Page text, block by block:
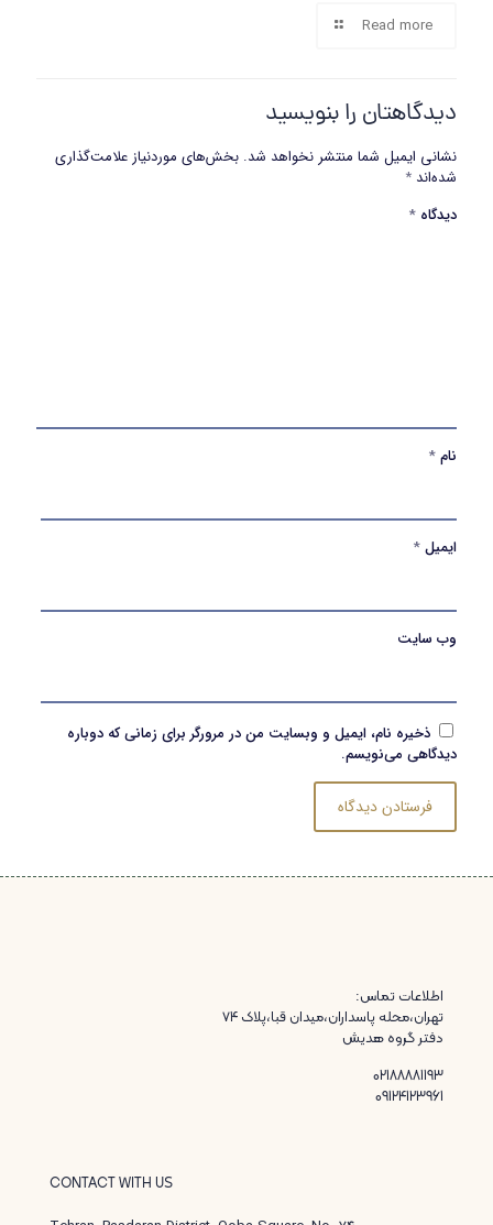
Read more
دیدگاهتان را بنویسید
نشانی ایمیل شما منتشر نخواهد شد. بخش‌های موردنیاز علامت‌گذاری
شده‌اند *
دیدگاه *
نام*
ایمیل*
وب‌ سایت
ذخیره نام، ایمیل و وبسایت من در مرورگر برای زمانی که دوباره
دیدگاهی می‌نویسم.
اطلاعات تماس:
تهران،محله پاسداران،میدان قبا،پلاک ۷۴
دفتر گروه هدیش
02188881193
09124123961
CONTACT WITH US